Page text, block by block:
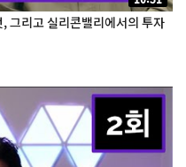
그리고 실리콘밸리에서의 투자